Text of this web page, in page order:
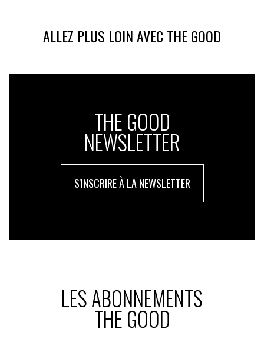
ALLEZ PLUS LOIN AVEC THE GOOD
THE GOOD
NEWSLETTER
S'INSCRIRE À LA NEWSLETTER
LES ABONNEMENTS
THE GOOD